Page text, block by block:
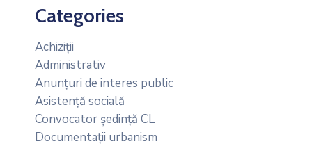
Categories
Achiziții
Administrativ
Anunțuri de interes public
Asistență socială
Convocator ședință CL
Documentații urbanism